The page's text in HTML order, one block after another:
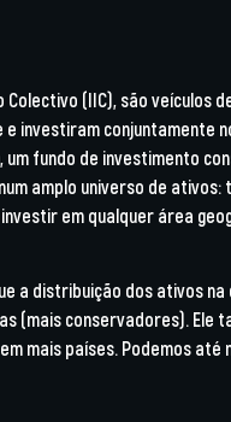
(IIC), são veículos
investiram conjuntamente
fundo de investimento
amplo universo de
em qualquer área
a distribuição dos ativos
(mais conservadores). Ele
mais países. Podemos